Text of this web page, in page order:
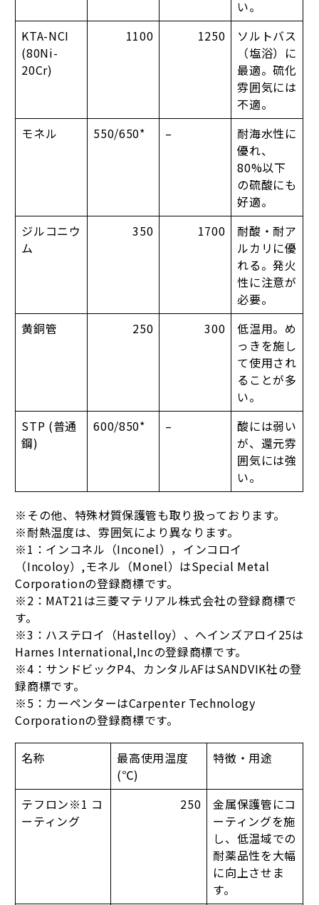
い。
KTA-NCI
(80Ni-
20Cr)
1100 1250
ソルトバス
（塩浴）に
最適。硫化
雰囲気には
不適。
モネル
550/650* –
耐海水性に
優れ、
80%以下
の硫酸にも
好適。
ジルコニウ
ム
350 1700
耐酸・耐ア
ルカリに優
れる。発火
性に注意が
必要。
黄銅管
250 300
低温用。め
っきを施し
て使用され
ることが多
い。
STP (普通
鋼)
600/850* –
酸には弱い
が、還元雰
囲気には強
い。
※その他、特殊材質保護管も取り扱っております。
※耐熱温度は、雰囲気により異なります。
※1：インコネル（Inconel），インコロイ
（Incoloy）,モネル（Monel）はSpecial Metal
Corporationの登録商標です。
※2：MAT21は三菱マテリアル株式会社の登録商標で
す。
※3：ハステロイ（Hastelloy）、へインズアロイ25は
Harnes International,Incの登録商標です。
※4：サンドビックP4、カンタルAFはSANDVIK社の登
録商標です。
※5：カーペンターはCarpenter Technology
Corporationの登録商標です。
名称
最高使用温度
(℃)
特徴・用途
テフロン※1 コ
ーティング
250
金属保護管にコ
ーティングを施
し、低温域での
耐薬品性を大幅
に向上させま
す。